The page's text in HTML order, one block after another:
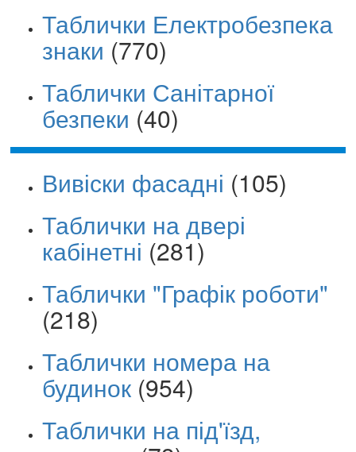
Таблички Електробезпека
знаки (770)
Таблички Санітарної
безпеки (40)
Вивіски фасадні (105)
Таблички на двері
кабінетні (281)
Таблички "Графік роботи"
(218)
Таблички номера на
будинок (954)
Таблички на під'їзд,